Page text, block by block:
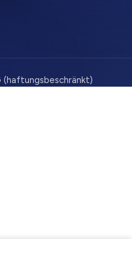
(haftungsbeschränkt)